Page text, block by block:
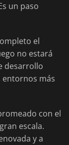
un paso
el
no estará
desarrollo
entornos más
con el
escala.
y a